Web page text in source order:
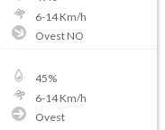
6-14Km/h
Ovest NO
45%
6-14Km/h
Ovest